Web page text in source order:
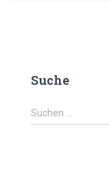
Suche
S
u
Suchen …